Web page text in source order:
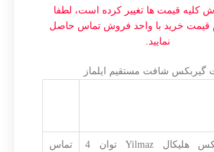
کلیه قیمت ها تغییر کرده است، لطفا
قیمت خرید با واحد فروش تماس حاصل
نمایید.
گیربکس شافت مستقیم ایلماز
گیربکس هلیکال Yilmaz توان 4
تماس